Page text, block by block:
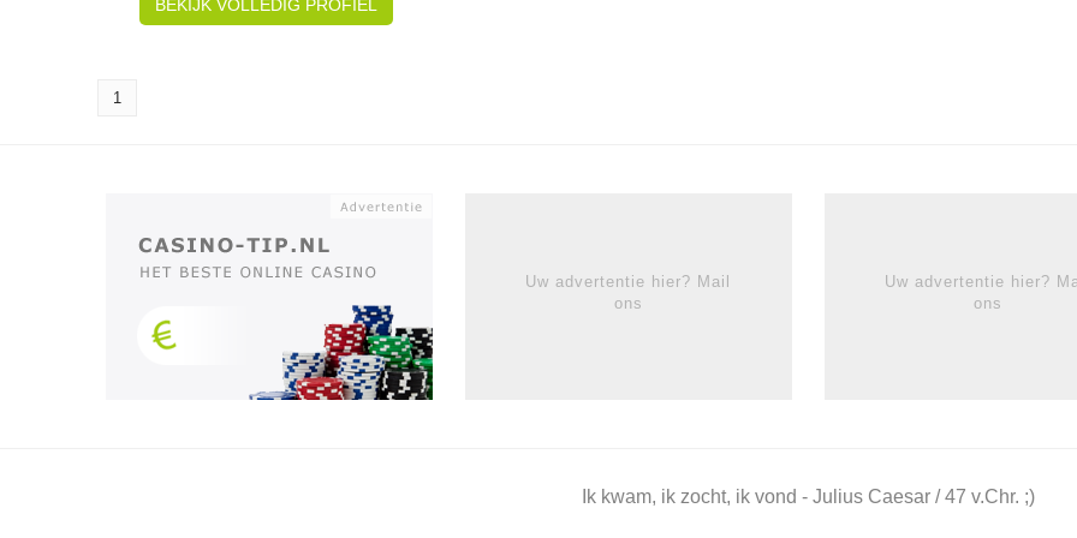
BEKIJK VOLLEDIG PROFIEL
1
Uw advertentie hier? Mail
ons
Uw advertentie hier?
ons
Ik kwam, ik zocht, ik vond - Julius Caesar / 47 v.Chr. ;)